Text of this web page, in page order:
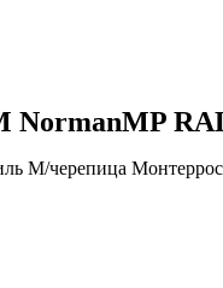
М/черепица